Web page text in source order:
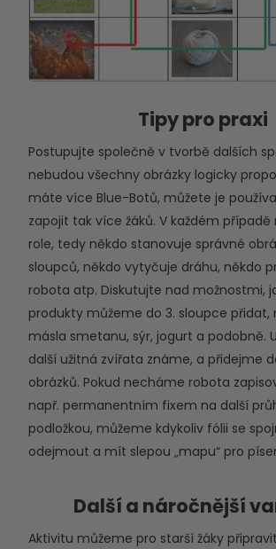
Tipy pro praxi
Postupujte společně v tvorbě dalších
nebudou všechny obrázky logicky
máte více Blue-Botů, můžete je
zapojit tak více žáků. V každém
role, tedy někdo stanovuje správné
sloupců, někdo vytyčuje dráhu, někdo
robota atp. Diskutujte nad možnostmi,
produkty můžeme do 3. sloupce přidat,
másla smetanu, sýr, jogurt a podobně.
další užitná zvířata známe, a přidejme
obrázků. Pokud necháme robota
např. permanentním fixem na další
podložkou, můžeme kdykoliv fólii se
odejmout a mít slepou „mapu“ pro
Další a náročnější
Aktivitu můžeme pro starší žáky